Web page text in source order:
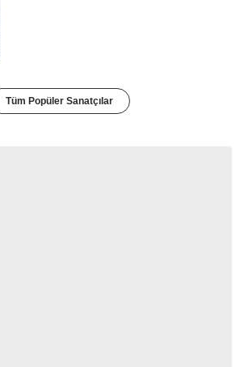
Tüm Popüler Sanatçılar